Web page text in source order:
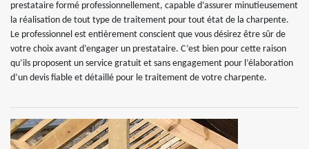
prestataire formé professionnellement, capable d’assurer minutieusement
la réalisation de tout type de traitement pour tout état de la charpente.
Le professionnel est entièrement conscient que vous désirez être sûr de
votre choix avant d’engager un prestataire. C’est bien pour cette raison
qu’ils proposent un service gratuit et sans engagement pour l’élaboration
d’un devis fiable et détaillé pour le traitement de votre charpente.